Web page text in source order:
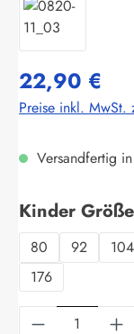
22,90 €
Preise inkl. MwSt.
Versandfertig
Kinder Größe
80 92 104
176
Produkt